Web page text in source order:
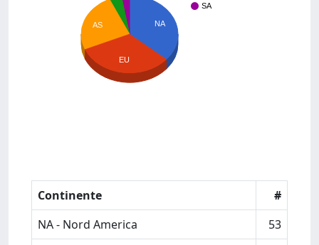
SA
NA
AS
EU
Continente
#
NA - Nord America
53